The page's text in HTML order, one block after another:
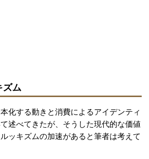
ズム
化する動きと消費によるアイデンティ
述べてきたが、そうした現代的な価値
ッキズムの加速があると筆者は考えて